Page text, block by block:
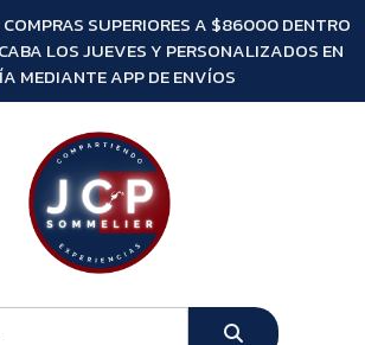
SUPERIORES A $86000 DENTRO
LOS JUEVES Y PERSONALIZADOS EN
MEDIANTE APP DE ENVÍOS